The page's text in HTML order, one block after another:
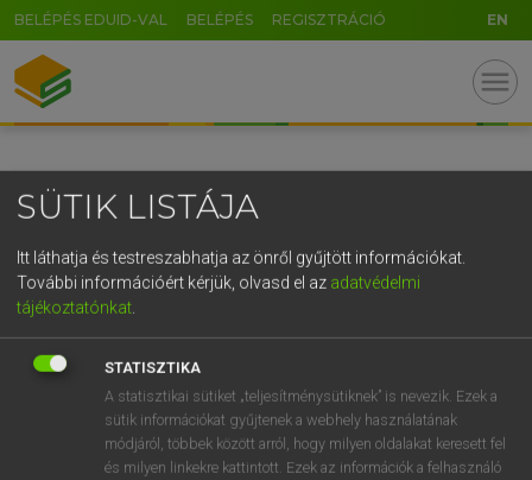
BELÉPÉS EDUID-VAL BELÉPÉS REGISZTRÁCIÓ EN
menu
SÜTIK LISTÁJA
Itt láthatja és testreszabhatja az önről gyűjtött információkat.
További információért kérjük, olvasd el az adatvédelmi
tájékoztatónkat
STATISZTIKA
A statisztikai sütiket „teljesítménysütiknek” is nevezik. Ezek a
sütik információkat gyűjtenek a webhely használatának
módjáról, többek között arról, hogy milyen oldalakat keresett fel
és milyen linkekre kattintott. Ezek az információk a felhasználó
GR
5
g h k l
v b n m , . - AltGr